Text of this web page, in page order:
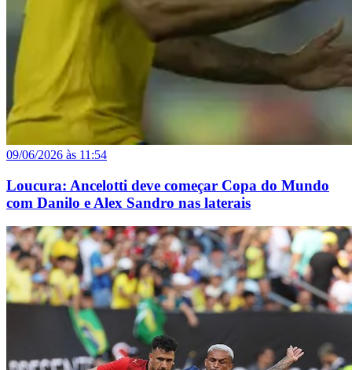
09/06/2026 às 11:54
Loucura: Ancelotti deve começar Copa do Mundo
com Danilo e Alex Sandro nas laterais